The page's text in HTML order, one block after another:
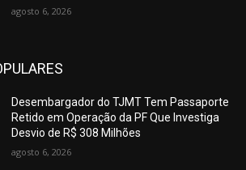
agosto 6, 2026
Desembargador do TJMT Tem Passaporte
Retido em Operação da PF Que Investiga
Desvio de R$ 308 Milhões
agosto 6, 2026